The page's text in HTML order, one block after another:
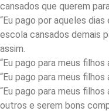
cansados ​​que querem
“Eu pago por aqueles
escola cansados ​​demais
assim.
“Eu pago para meus
“Eu pago para meus
“Eu pago para meus
outros e serem bons